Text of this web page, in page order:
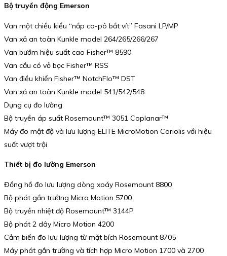
Bộ truyền động Emerson
Van một chiều kiểu “nắp ca-pô bắt vít” Fasani LP/MP
Van xả an toàn Kunkle model 264/265/266/267
Van bướm hiệu suất cao Fisher™ 8590
Van cầu có vỏ bọc Fisher™ RSS
Van điều khiển Fisher™ NotchFlo™ DST
Van xả an toàn Kunkle model 541/542/548
Dụng cụ đo lường
Bộ truyền áp suất Rosemount™ 3051 Coplanar™
Máy đo mật độ và lưu lượng ELITE MicroMotion Coriolis với hiệu
suất vượt trội
Thiết bị đo lường Emerson
Đồng hồ đo lưu lượng dòng xoáy Rosemount 8800
Bộ phát gắn trường Micro Motion 5700
Bộ truyền nhiệt độ Rosemount™ 3144P
Bộ phát 2 dây Micro Motion 4200
Cảm biến đo lưu lượng từ mặt bích Rosemount 8705
Máy phát gắn trường và tích hợp Micro Motion 1700 và 2700